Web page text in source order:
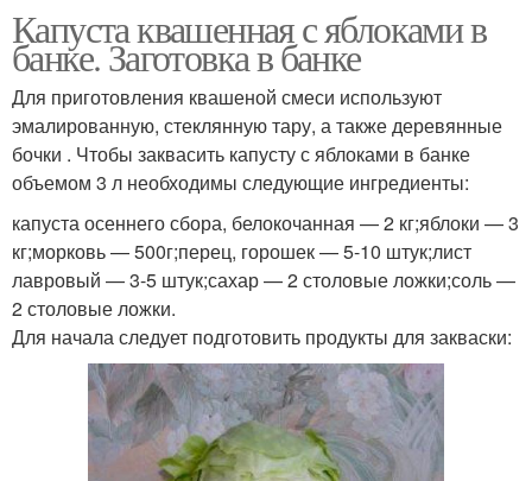
Капуста квашенная с яблоками в
банке. Заготовка в банке
Для приготовления квашеной смеси используют
эмалированную, стеклянную тару, а также деревянные
бочки . Чтобы заквасить капусту с яблоками в банке
объемом 3 л необходимы следующие ингредиенты:
капуста осеннего сбора, белокочанная — 2 кг;яблоки — 3
кг;морковь — 500г;перец, горошек — 5-10 штук;лист
лавровый — 3-5 штук;сахар — 2 столовые ложки;соль —
2 столовые ложки.
Для начала следует подготовить продукты для закваски: